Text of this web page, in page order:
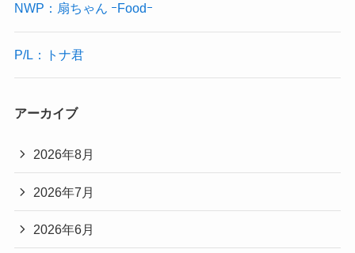
NWP：扇ちゃん ｰFoodｰ
P/L：トナ君
アーカイブ
2026年8月
2026年7月
2026年6月